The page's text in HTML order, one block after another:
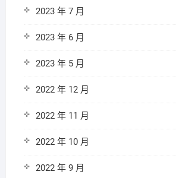
2023 年 7 月
2023 年 6 月
2023 年 5 月
2022 年 12 月
2022 年 11 月
2022 年 10 月
2022 年 9 月